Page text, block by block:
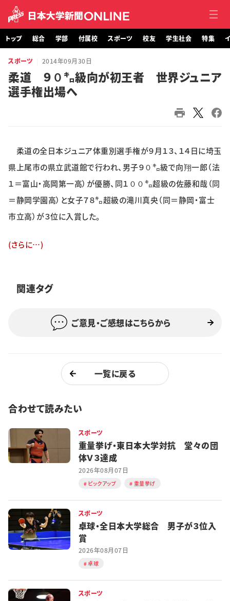
トップ
総合
スポーツ
学生社会
特集・企画
学生記者募集
トップ 総合 学部 付属校 スポーツ 校友 学生社会 特集
スポーツ 2014年09月30日
柔道 ９０㌔級向が初王者 世界ジュニア
選手権出場へ
柔道の全日本ジュニア体重別選手権が９月１３、１４日に埼玉
県上尾市の県立武道館で行われ、男子９０㌔級で向翔一郎（法
１＝富山・高岡第一高）が優勝、同１００㌔超級の佐藤和哉（同
＝静岡学園高）と女子７８㌔超級の滝川真央（同＝静岡・富士
市立高）が３位に入賞した。
(さらに…)
関連タグ
ご意見・ご感想はこちらから
一覧に戻る
合わせて読みたい
スポーツ
重量挙げ・東日本大学対抗 堂々の団
体Ｖ３達成
2026年08月07日
ピックアップ 重量挙げ
スポーツ
卓球・全日本大学総合 男子が３位入
賞
2026年08月07日
卓球
スポーツ